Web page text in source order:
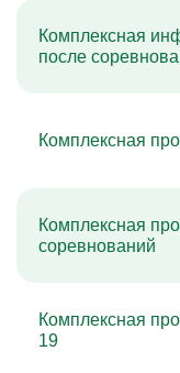
Комплексная
после
Комплексная
Комплексная
соревнований
Комплексная
19